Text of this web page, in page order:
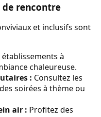
rencontre
et inclusifs sont
à
chaleureuse.
: Consultez les
soirées à thème ou
air : Profitez des